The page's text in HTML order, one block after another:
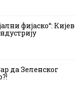
фијаско“: Кијев
да Зеленског